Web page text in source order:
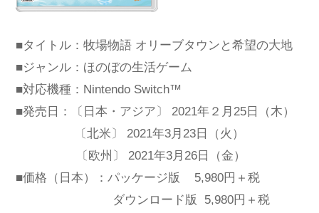
■タイトル：牧場物語 オリーブタウンと希望の大地
■ジャンル：ほのぼの生活ゲーム
■対応機種：Nintendo Switch™
■発売日：〔日本・アジア〕 2021年２月25日（木）
〔北米〕 2021年3月23日（火）
〔欧州〕 2021年3月26日（金）
■価格（日本）：パッケージ版 5,980円＋税
ダウンロード版 5,980円＋税